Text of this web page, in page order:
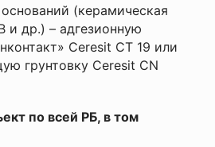
(керамическая
и др.) – адгезионную
Ceresit CT 19 или
грунтовку Ceresit CN
по всей РБ, в том